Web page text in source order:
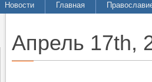
Новости
Межконфессиональные
отношения
Главная
История
Апрель 17th,